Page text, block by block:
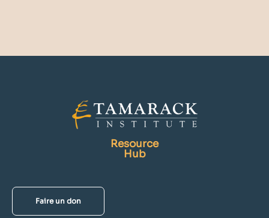
Resource
Hub
Faire un don